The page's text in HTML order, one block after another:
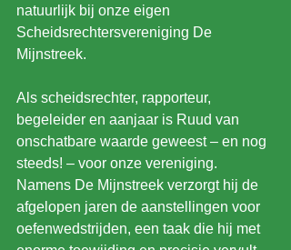
natuurlijk bij onze eigen
Scheidsrechtersvereniging De
Mijnstreek.
Als scheidsrechter, rapporteur,
begeleider en aanjaar is Ruud van
onschatbare waarde geweest – en nog
steeds! – voor onze vereniging.
Namens De Mijnstreek verzorgt hij de
afgelopen jaren de aanstellingen voor
oefenwedstrijden, een taak die hij met